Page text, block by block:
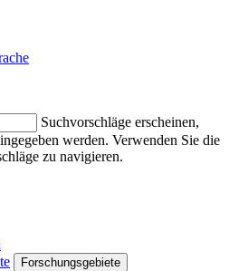
Suchvorschläge erscheinen,
werden. Verwenden Sie die
zu navigieren.
Forschungsgebiete